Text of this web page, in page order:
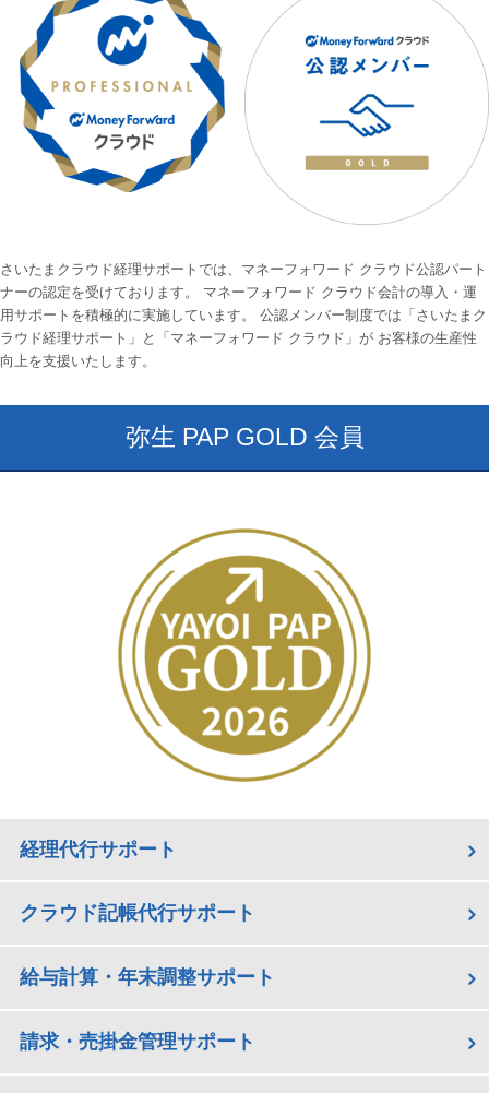
さいたまクラウド経理サポートでは、マネーフォワード クラウド公認パート
ナーの認定を受けております。 マネーフォワード クラウド会計の導入・運
用サポートを積極的に実施しています。 公認メンバー制度では「さいたまク
ラウド経理サポート」と「マネーフォワード クラウド」が お客様の生産性
向上を支援いたします。
弥生 PAP GOLD 会員
経理代行サポート
クラウド記帳代行サポート
給与計算・年末調整サポート
請求・売掛金管理サポート